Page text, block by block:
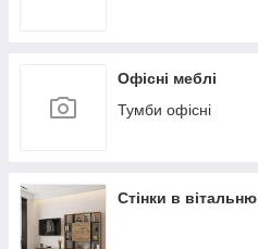
Офісні меблі
Тумби офісні
Стінки в вітальню